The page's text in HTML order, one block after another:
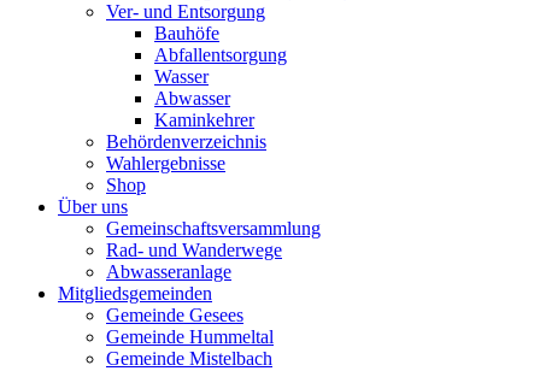
Ver- und Entsorgung
Bauhöfe
Abfallentsorgung
Wasser
Abwasser
Kaminkehrer
Behördenverzeichnis
Wahlergebnisse
Shop
Über uns
Gemeinschaftsversammlung
Rad- und Wanderwege
Abwasseranlage
Mitgliedsgemeinden
Gemeinde Gesees
Gemeinde Hummeltal
Gemeinde Mistelbach